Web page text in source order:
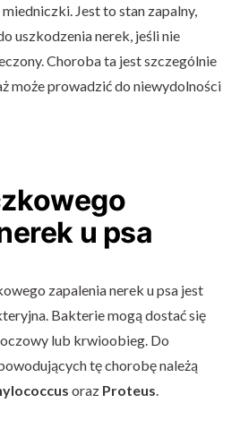
Jest to stan zapalny,
uszkodzenia nerek, jeśli nie
Choroba ta jest szczególnie
może prowadzić do niewydolności
u psa
zapalenia nerek u psa jest
Bakterie mogą dostać się
lub krwioobieg. Do
tę chorobę należą
oraz Proteus